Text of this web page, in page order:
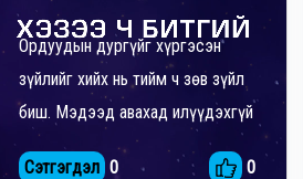
Ордуудын дургүйг хүргэсэн
зүйлийг хийх нь тийм ч зөв зүйл
биш. Мэдээд авахад илүүдэхгүй
Сэтгэгдэл 0 0